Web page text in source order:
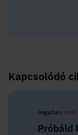
Kapcsolódó